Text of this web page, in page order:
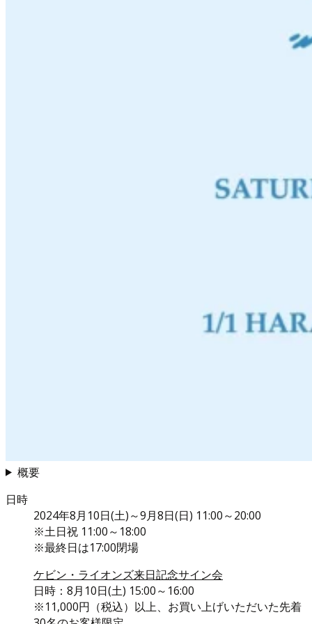
概要
日時
2024年8月10日(土)～9月8日(日) 11:00～20:00
※土日祝 11:00～18:00
※最終日は17:00閉場
ケビン・ライオンズ来日記念サイン会
日時：8月10日(土) 15:00～16:00
※11,000円（税込）以上、お買い上げいただいた先着